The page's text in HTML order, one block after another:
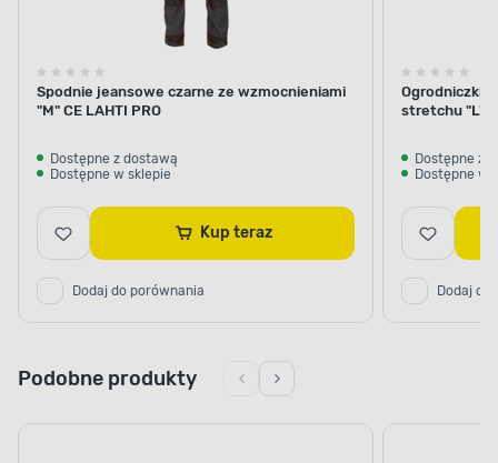
Spodnie jeansowe czarne ze wzmocnieniami
"M" CE LAHTI PRO
Dostępne z dostawą
Dostępne w sklepie
Kup teraz
Dodaj do porównania
Ogrodniczki
stretchu
Dostępne z
Dostępne w
Dodaj do
Podobne produkty